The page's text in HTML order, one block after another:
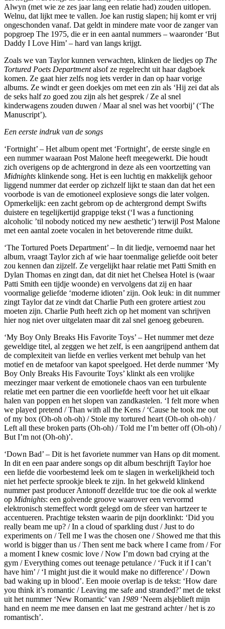
Alwyn (met wie ze zes jaar lang een relatie had) zouden uitlopen.
Welnu, dat lijkt mee te vallen. Joe kan rustig slapen; hij komt er vrij
ongeschonden vanaf. Dat geldt in mindere mate voor de zanger van
popgroep The 1975, die er in een aantal nummers – waaronder ‘But
Daddy I Love Him’ – hard van langs krijgt.
Zoals we van Taylor kunnen verwachten, klinken de liedjes op The
Tortured Poets Departmentalsof ze regelrecht uit haar dagboek
komen. Ze gaat hier zelfs nog iets verder in dan op haar vorige
albums. Ze windt er geen doekjes om met een zin als ‘Hij zei dat als
de seks half zo goed zou zijn als het gesprek / Ze al snel
kinderwagens zouden duwen / Maar al snel was het voorbij’ (‘The
Manuscript’).
Een eerste indruk van de songs
‘Fortnight’ – Het album opent met ‘Fortnight’, de eerste single en
een nummer waaraan Post Malone heeft meegewerkt. Die houdt
zich overigens op de achtergrond in deze als een voortzetting van
Midnights klinkende song. Het is een luchtig en makkelijk gehoor
liggend nummer dat eerder op zichzelf lijkt te staan dan dat het een
voorbode is van de emotioneel explosieve songs die later volgen.
Opmerkelijk: een zacht gebrom op de achtergrond dempt Swifts
duistere en tegelijkertijd grappige tekst (‘I was a functioning
alcoholic ’til nobody noticed my new aesthetic’) terwijl Post Malone
met een aantal zoete vocalen in het betoverende ritme duikt.
‘The Tortured Poets Department’ – In dit liedje, vernoemd naar het
album, vraagt Taylor zich af wie haar toenmalige geliefde ooit beter
zou kennen dan zijzelf. Ze vergelijkt haar relatie met Patti Smith en
Dylan Thomas en zingt dan, dat dit niet het Chelsea Hotel is (waar
Patti Smith een tijdje woonde) en vervolgens dat zij en haar
voormalige geliefde ‘moderne idioten’ zijn. Ook leuk: in dit nummer
zingt Taylor dat ze vindt dat Charlie Puth een grotere artiest zou
moeten zijn. Charlie Puth heeft zich op het moment van schrijven
hier nog niet over uitgelaten maar dit zal snel genoeg gebeuren.
‘My Boy Only Breaks His Favorite Toys’ – Het nummer met deze
geweldige titel, al zeggen we het zelf, is een aangrijpend anthem dat
de complexiteit van liefde en verlies verkent met behulp van het
motief en de metafoor van kapot speelgoed. Het derde nummer ‘My
Boy Only Breaks His Favourite Toys’ klinkt als een vrolijke
meezinger maar verkent de emotionele chaos van een turbulente
relatie met een partner die een voorliefde heeft voor het uit elkaar
halen van poppen en het slopen van zandkastelen. ‘I felt more when
we played pretend / Than with all the Kens / ‘Cause he took me out
of my box (Oh-oh oh-oh) / Stole my tortured heart (Oh-oh oh-oh) /
Left all these broken parts (Oh-oh) / Told me I’m better off (Oh-oh) /
But I’m not (Oh-oh)’.
‘Down Bad’ – Dit is het favoriete nummer van Hans op dit moment.
In dit en een paar andere songs op dit album beschrijft Taylor hoe
een liefde die voorbestemd leek om te slagen in werkelijkheid toch
niet het perfecte sprookje bleek te zijn. In het gekweld klinkend
nummer past producer Antonoff dezelfde truc toe die ook al werkte
op Midnights: een golvende groove waarover een vervormd
elektronisch stemeffect wordt gelegd om de sfeer van hartzeer te
accentueren. Prachtige teksten waarin de pijn doorklinkt: ‘Did you
really beam me up? / In a cloud of sparkling dust / Just to do
experiments on / Tell me I was the chosen one / Showed me that this
world is bigger than us / Then sent me back where I came from / For
a moment I knew cosmic love / Now I’m down bad crying at the
gym / Everything comes out teenage petulance / ‘Fuck it if I can’t
have him’ / ‘I might just die it would make no difference’ / Down
bad waking up in blood’. Een mooie overlap is de tekst: ‘How dare
you think it’s romantic / Leaving me safe and stranded?’ met de tekst
uit het nummer ‘New Romantic’ van 1989 ‘Neem alsjeblieft mijn
hand en neem me mee dansen en laat me gestrand achter / het is zo
romantisch’.